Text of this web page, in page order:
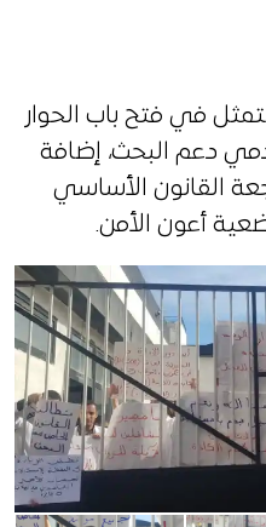
في فتح باب الحوار
دعم البحث، إضافة
القانون الأساسي